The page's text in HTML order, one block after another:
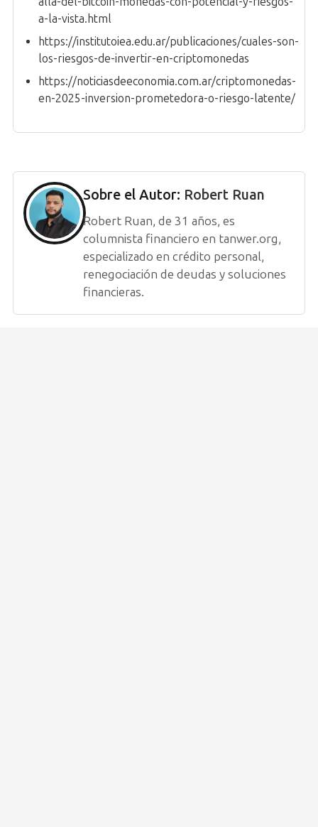
a-la-vista.html
https://institutoiea.edu.ar/publicaciones/cuales-son-
los-riesgos-de-invertir-en-criptomonedas
https://noticiasdeeconomia.com.ar/criptomonedas-
en-2025-inversion-prometedora-o-riesgo-latente/
Sobre el Autor: Robert Ruan
Robert Ruan, de 31 años, es
columnista financiero en tanwer.org,
especializado en crédito personal,
renegociación de deudas y soluciones
financieras.